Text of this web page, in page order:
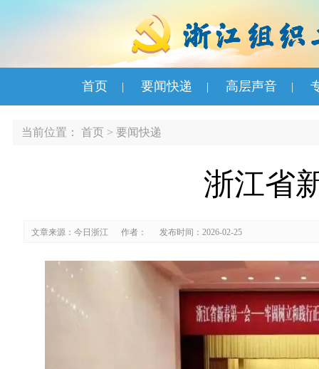
首页 | 要闻快递 | 高层声音 |
当前位置： 首页 > 要闻快递
浙江省
文章来源：今日浙江 作者： 发布时间：2026-02-25